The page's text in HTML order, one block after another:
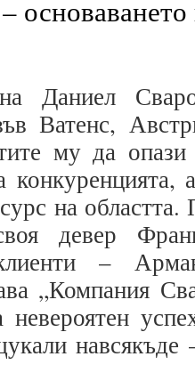
Даниел
Ватенс,
му да
конкуренцията,
на
девер
–
„Компания
невероятен